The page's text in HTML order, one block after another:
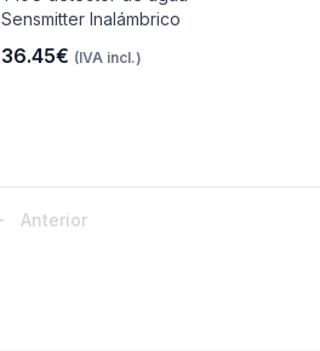
Sensmitter Inalámbrico
36.45€ (IVA incl.)
Anterior